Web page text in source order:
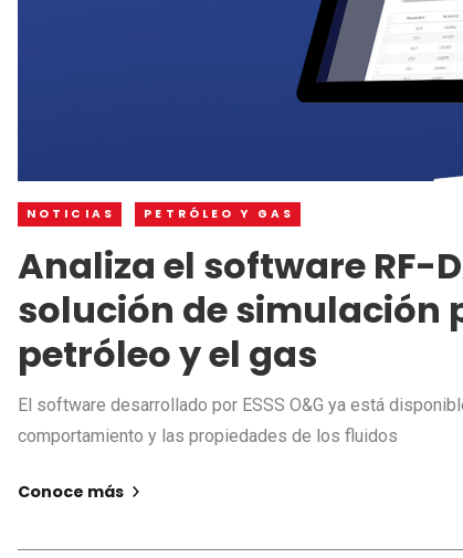
NOTICIAS PETRÓLEO Y GAS
Analiza el software RF-
solución de simulación
petróleo y el gas
El software desarrollado por ESSS O&G ya está
comportamiento y las propiedades de los fluidos
Conoce más